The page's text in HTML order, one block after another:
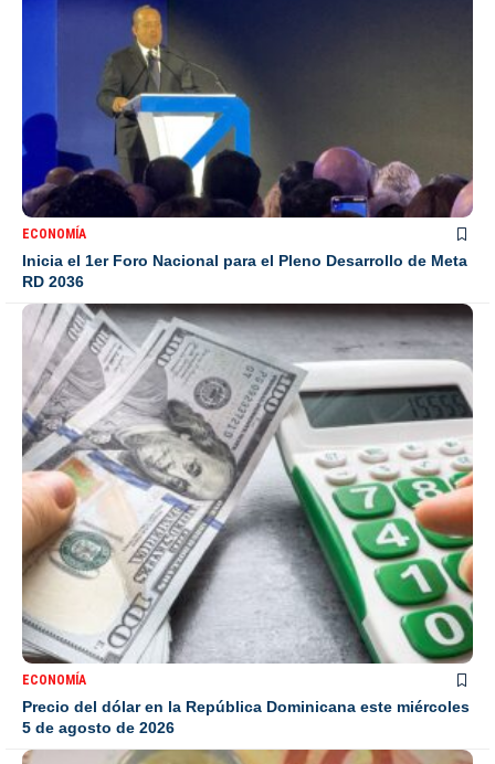
ECONOMÍA
Inicia el 1er Foro Nacional para el Pleno Desarrollo de Meta
RD 2036
ECONOMÍA
Precio del dólar en la República Dominicana este miércoles
5 de agosto de 2026